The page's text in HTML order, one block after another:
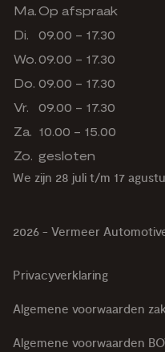
Ma.Op afspraak
Di.
09.00 - 17.30
Wo.09.00 - 17.30
Do. 09.00 - 17.30
Vr.
09.00 - 17.30
Za. 10.00 - 15.00
Zo. gesloten
We zijn 28 juli t/m 17
2026 - Vermeer
Privacyverklaring
Algemene voorwaarden
Algemene voorwaarden